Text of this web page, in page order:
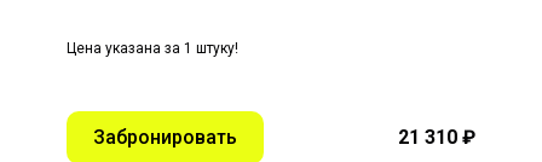
Цена указана за 1 штуку!
Забронировать 21 310 ₽